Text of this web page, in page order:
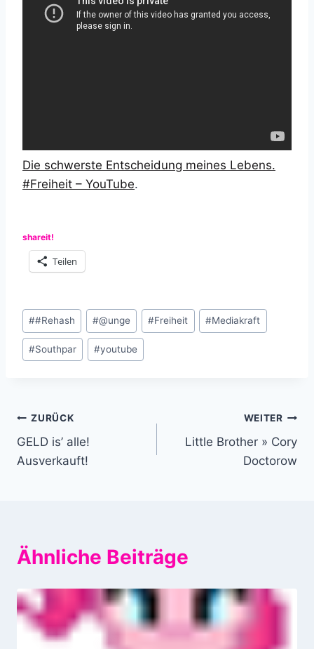
Die schwerste Entscheidung meines Lebens.
#Freiheit – YouTube.
shareit!
Teilen
Schlagworte:
##Rehash #@unge #Freiheit #Mediakraft
#Southpar #youtube
Beitragsnavigation
ZURÜCK
GELD is’ alle!
Ausverkauft!
WEITER
Little Brother » Cory
Doctorow
Ähnliche Beiträge